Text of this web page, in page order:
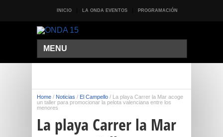
INICIO LA ONDA EVENTOS PROGRAMACIÓN
MENU
Home / Noticias / El Campello / La playa Carrer la Mar acoge
un taller para promocionar la pelota valenciana entre los
menores
La playa Carrer la Mar